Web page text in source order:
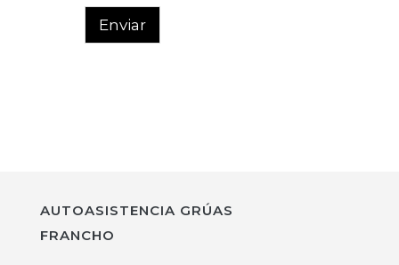
Enviar
AUTOASISTENCIA GRÚAS
FRANCHO